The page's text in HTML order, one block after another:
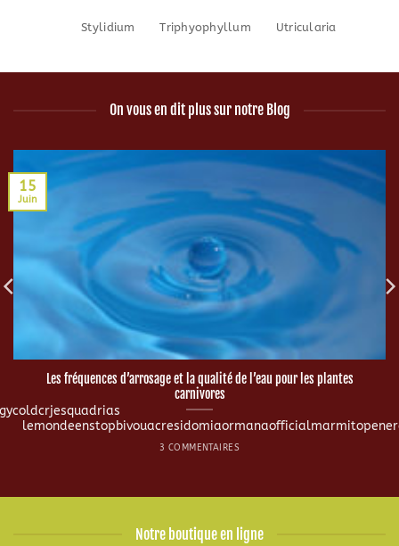
Stylidium Triphyophyllum Utricularia
On vous en dit plus sur notre Blog
Les fréquences d’arrosage et la qualité de l’eau pour les plantes
carnivores
3 COMMENTAIRES
15
Juin
Notre boutique en ligne